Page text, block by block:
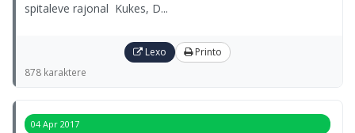
spitaleve rajonal Kukes, D...
Lexo Printo
878 karaktere
04 Apr 2017